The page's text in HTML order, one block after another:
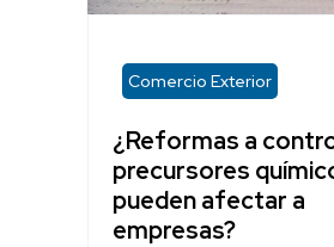
Comercio Exterior
¿Reformas a
precursores
pueden afectar a
empresas?